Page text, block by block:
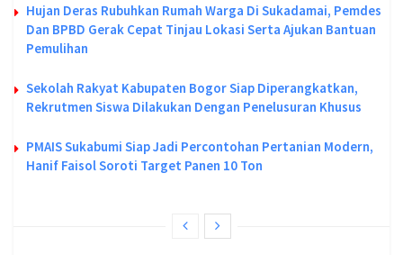
Hujan Deras Rubuhkan Rumah Warga Di Sukadamai, Pemdes
Dan BPBD Gerak Cepat Tinjau Lokasi Serta Ajukan Bantuan
Pemulihan
Sekolah Rakyat Kabupaten Bogor Siap Diperangkatkan,
Rekrutmen Siswa Dilakukan Dengan Penelusuran Khusus
PMAIS Sukabumi Siap Jadi Percontohan Pertanian Modern,
Hanif Faisol Soroti Target Panen 10 Ton